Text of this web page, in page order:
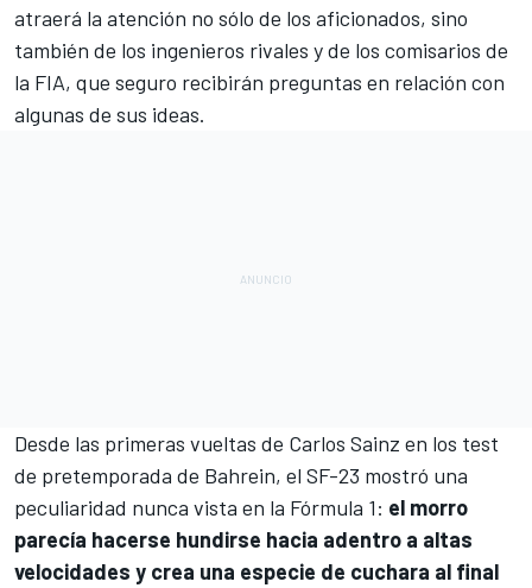
atraerá la atención no sólo de los aficionados, sino
también de los ingenieros rivales y de los comisarios de
la FIA, que seguro recibirán preguntas en relación con
algunas de sus ideas.
Desde las primeras vueltas de Carlos Sainz en los test
de pretemporada de Bahrein, el SF-23 mostró una
peculiaridad nunca vista en la Fórmula 1: el morro
parecía hacerse hundirse hacia adentro a altas
velocidades y crea una especie de cuchara al final